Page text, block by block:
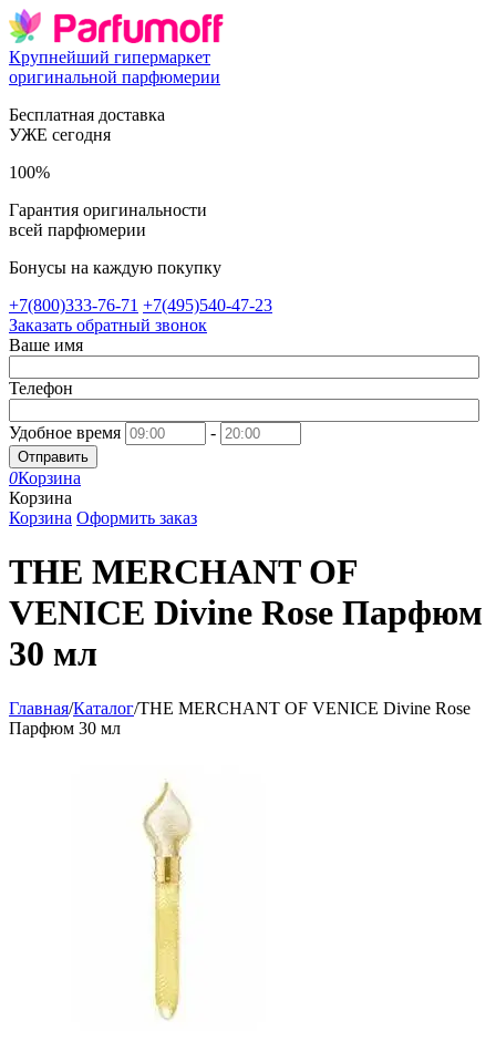
Крупнейший гипермаркет
оригинальной парфюмерии
Бесплатная доставка
УЖЕ сегодня
100%
Гарантия оригинальности
всей парфюмерии
Бонусы на каждую покупку
+7(800)333-76-71 +7(495)540-47-23
Заказать обратный звонок
Ваше имя
Телефон
Удобное время -
Отправить
0Корзина
Корзина
Корзина Оформить заказ
THE MERCHANT OF
VENICE Divine Rose Парфюм
30 мл
Главная/Каталог/THE MERCHANT OF VENICE Divine Rose
Парфюм 30 мл